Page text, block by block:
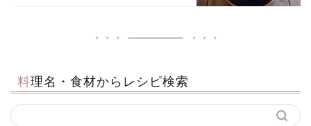
料理名・食材からレシピ検索